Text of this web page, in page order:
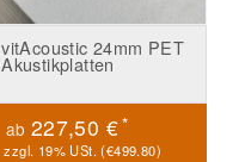
vitAcoustic 24mm PET
Akustikplatten
ab 227,50 €*
zzgl. 19% USt. (€499.80)